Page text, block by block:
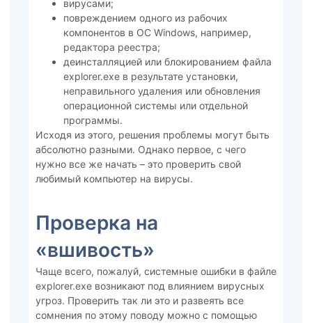
вирусами;
повреждением одного из рабочих
компонентов в ОС Windows, например,
редактора реестра;
деинсталляцией или блокированием файла
explorer.exe в результате установки,
неправильного удаления или обновления
операционной системы или отдельной
программы.
Исходя из этого, решения проблемы могут быть
абсолютно разными. Однако первое, с чего
нужно все же начать – это проверить свой
любимый компьютер на вирусы.
Проверка на
«вшивость»
Чаще всего, пожалуй, системные ошибки в файле
explorer.exe возникают под влиянием вирусных
угроз. Проверить так ли это и развеять все
сомнения по этому поводу можно с помощью